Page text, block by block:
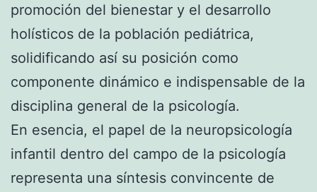
promoción del bienestar y el desarrollo
holísticos de la población pediátrica,
solidificando así su posición como
componente dinámico e indispensable de la
disciplina general de la psicología.
En esencia, el papel de la neuropsicología
infantil dentro del campo de la psicología
representa una síntesis convincente de